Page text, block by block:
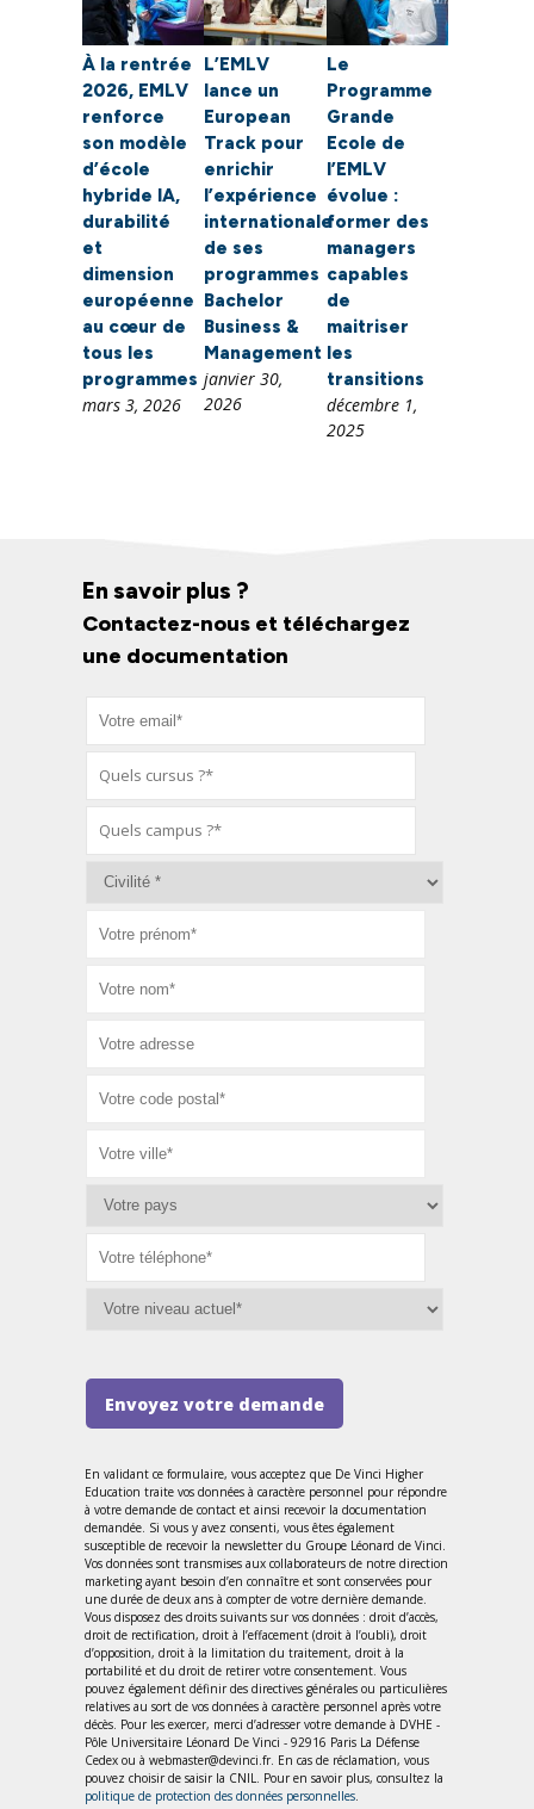
À la rentrée
2026, EMLV
renforce
son modèle
d’école
hybride IA,
durabilité
et
dimension
européenne
au cœur de
tous les
programmes
mars 3, 2026
L’EMLV
lance un
European
Track pour
enrichir
l’expérience
internationale
de ses
programmes
Bachelor
Business &
Management
janvier 30,
2026
Le
Programme
Grande
Ecole de
l’EMLV
évolue :
former des
managers
capables
de
maitriser
les
transitions
décembre 1,
2025
En savoir plus ?
Contactez-nous et téléchargez
une documentation
Envoyez votre demande
En validant ce formulaire, vous acceptez que De Vinci Higher
Education traite vos données à caractère personnel pour répondre
à votre demande de contact et ainsi recevoir la documentation
demandée. Si vous y avez consenti, vous êtes également
susceptible de recevoir la newsletter du Groupe Léonard de Vinci.
Vos données sont transmises aux collaborateurs de notre direction
marketing ayant besoin d’en connaître et sont conservées pour
une durée de deux ans à compter de votre dernière demande.
Vous disposez des droits suivants sur vos données : droit d’accès,
droit de rectification, droit à l’effacement (droit à l’oubli), droit
d’opposition, droit à la limitation du traitement, droit à la
portabilité et du droit de retirer votre consentement. Vous
pouvez également définir des directives générales ou particulières
relatives au sort de vos données à caractère personnel après votre
décès. Pour les exercer, merci d’adresser votre demande à DVHE -
Pôle Universitaire Léonard De Vinci - 92916 Paris La Défense
Cedex ou à webmaster@devinci.fr. En cas de réclamation, vous
pouvez choisir de saisir la CNIL. Pour en savoir plus, consultez la
politique de protection des données personnelles.